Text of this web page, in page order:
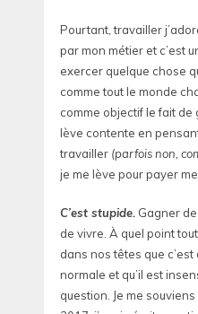
Pourtant, travailler
par mon métier et c’est
exercer quelque chose
comme tout le monde
comme objectif le fait de
lève contente en
travailler (parfois non,
je me lève pour payer
C’est stupide. Gagner
de vivre. À quel point
dans nos têtes que
normale et qu’il est
question. Je me